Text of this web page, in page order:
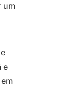
um
e